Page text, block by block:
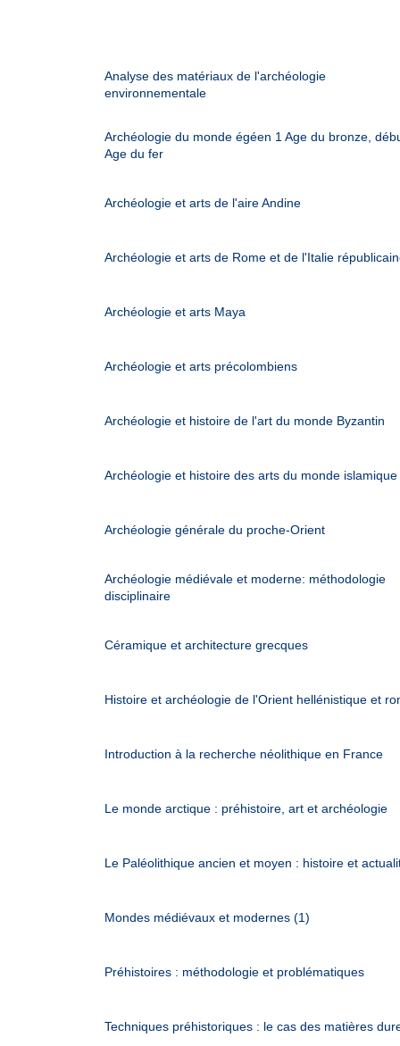
Analyse des matériaux de l'archéologie
environnementale
Archéologie du monde égéen 1 Age du bronze,
Age du fer
Archéologie et arts de l'aire Andine
Archéologie et arts de Rome et de l'Italie
Archéologie et arts Maya
Archéologie et arts précolombiens
Archéologie et histoire de l'art du monde Byzantin
Archéologie et histoire des arts du monde islamique
Archéologie générale du proche-Orient
Archéologie médiévale et moderne: méthodologie
disciplinaire
Céramique et architecture grecques
Histoire et archéologie de l'Orient hellénistique et
Introduction à la recherche néolithique en France
Le monde arctique : préhistoire, art et archéologie
Le Paléolithique ancien et moyen : histoire et
Mondes médiévaux et modernes (1)
Préhistoires : méthodologie et problématiques
Techniques préhistoriques : le cas des matières